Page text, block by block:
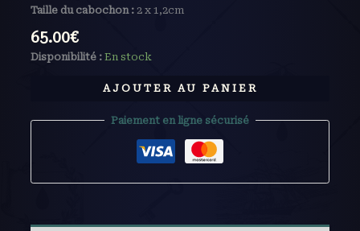
Taille du cabochon :2 x 1,2cm
65.00€
Disponibilité : En stock
AJOUTER AU PANIER
Paiement en ligne sécurisé